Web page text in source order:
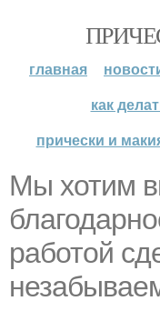
главная
как
прически и
Мы хотим
работой